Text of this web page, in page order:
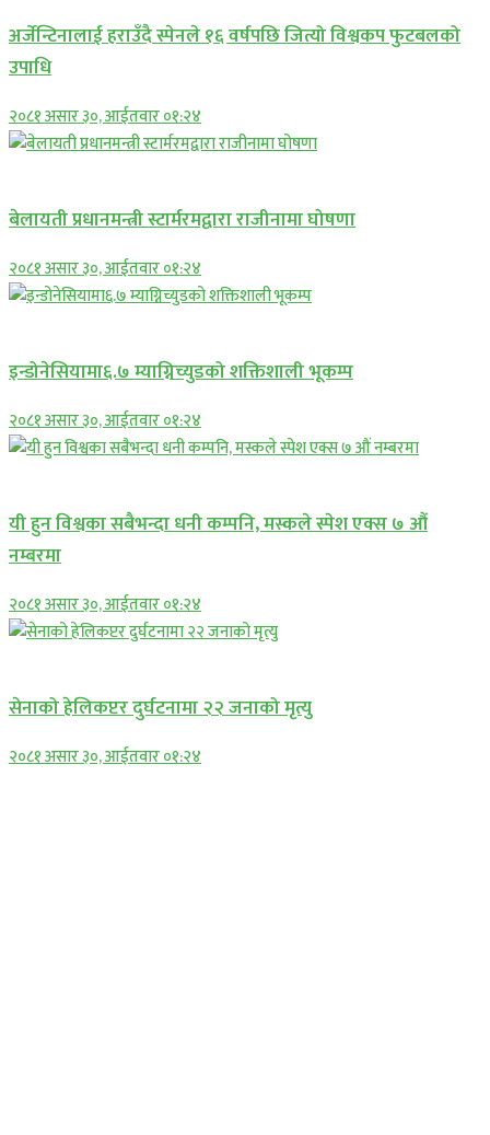
अर्जेन्टिनालाई हराउँदै स्पेनले १६ वर्षपछि जित्यो विश्वकप फुटबलको
उपाधि
२०८१ असार ३०, आईतवार ०१:२४
बेलायती प्रधानमन्त्री स्टार्मरमद्वारा राजीनामा घोषणा
२०८१ असार ३०, आईतवार ०१:२४
इन्डोनेसियामा६.७ म्याग्निच्युडको शक्तिशाली भूकम्प
२०८१ असार ३०, आईतवार ०१:२४
यी हुन विश्वका सबैभन्दा धनी कम्पनि, मस्कले स्पेश एक्स ७ औं
नम्बरमा
२०८१ असार ३०, आईतवार ०१:२४
सेनाको हेलिकप्टर दुर्घटनामा २२ जनाको मृत्यु
२०८१ असार ३०, आईतवार ०१:२४